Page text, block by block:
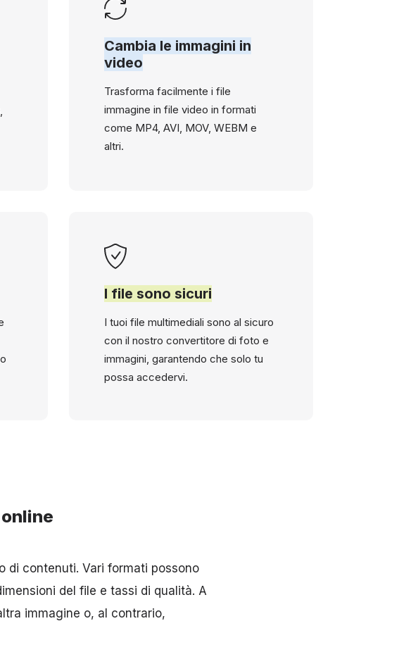
Cambia le immagini in
video
Trasforma facilmente i file
immagine in file video in formati
come MP4, AVI, MOV, WEBM e
altri.
I file sono sicuri
I tuoi file multimediali sono al sicuro
con il nostro convertitore di foto e
immagini, garantendo che solo tu
possa accedervi.
di contenuti. Vari formati possono
del file e tassi di qualità. A
immagine o, al contrario,